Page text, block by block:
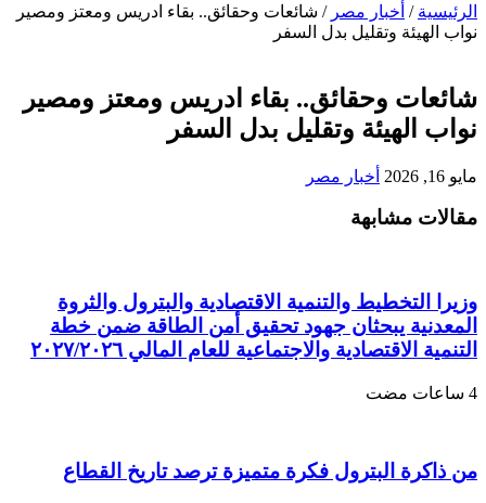
الرئيسية / أخبار مصر / شائعات وحقائق.. بقاء ادريس ومعتز ومصير
نواب الهيئة وتقليل بدل السفر
شائعات وحقائق.. بقاء ادريس ومعتز ومصير
نواب الهيئة وتقليل بدل السفر
مايو 16, 2026 أخبار مصر
مقالات مشابهة
وزيرا التخطيط والتنمية الاقتصادية والبترول والثروة
المعدنية يبحثان جهود تحقيق أمن الطاقة ضمن خطة
التنمية الاقتصادية والاجتماعية للعام المالي ٢٠٢٧/٢٠٢٦
من ذاكرة البترول فكرة متميزة ترصد تاريخ القطاع